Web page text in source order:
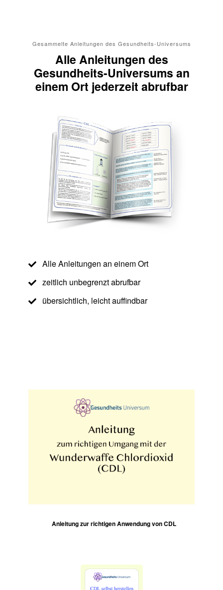
Gesammelte Anleitungen des Gesundheits-Universums
Alle Anleitungen des
Gesundheits-Universums an
einem Ort jederzeit abrufbar
Alle Anleitungen an einem Ort
zeitlich unbegrenzt abrufbar
übersichtlich, leicht auffindbar
Anleitung zur richtigen Anwendung von CDL